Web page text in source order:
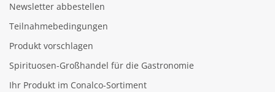
Newsletter abbestellen
Teilnahmebedingungen
Produkt vorschlagen
Spirituosen-Großhandel für die Gastronomie
Ihr Produkt im Conalco-Sortiment